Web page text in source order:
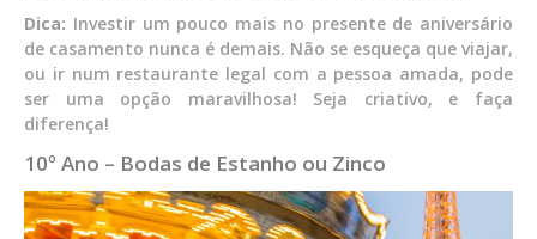
Dica: Investir um pouco mais no presente de aniversário
de casamento nunca é demais. Não se esqueça que viajar,
ou ir num restaurante legal com a pessoa amada, pode
ser uma opção maravilhosa! Seja criativo, e faça
diferença!
10º Ano – Bodas de Estanho ou Zinco